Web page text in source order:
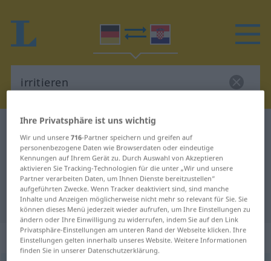
Deutsch-Kroatisch Wörterbuch
Deutsch-Kroatisch Übersetzung für
"irritieren"
"irritieren" Kroatisch Übersetzung
„irritieren“
Ihre Privatsphäre ist uns wichtig
Wir und unsere716-Partner speichern und greifen auf
personenbezogene Daten wie Browserdaten oder eindeutige
Kennungen auf Ihrem Gerät zu. Durch Auswahl von Akzeptieren
aktivieren Sie Tracking-Technologien für die unter „Wir und unsere
Partner verarbeiten Daten, um Ihnen Dienste bereitzustellen“
aufgeführten Zwecke. Wenn Tracker deaktiviert sind, sind manche
Inhalte und Anzeigen möglicherweise nicht mehr so relevant für Sie. Sie
können dieses Menü jederzeit wieder aufrufen, um Ihre Einstellungen zu
ändern oder Ihre Einwilligung zu widerrufen, indem Sie auf den Link
Privatsphäre-Einstellungen am unteren Rand der Webseite klicken. Ihre
Einstellungen gelten innerhalb unseres Website. Weitere Informationen
finden Sie in unserer Datenschutzerklärung.